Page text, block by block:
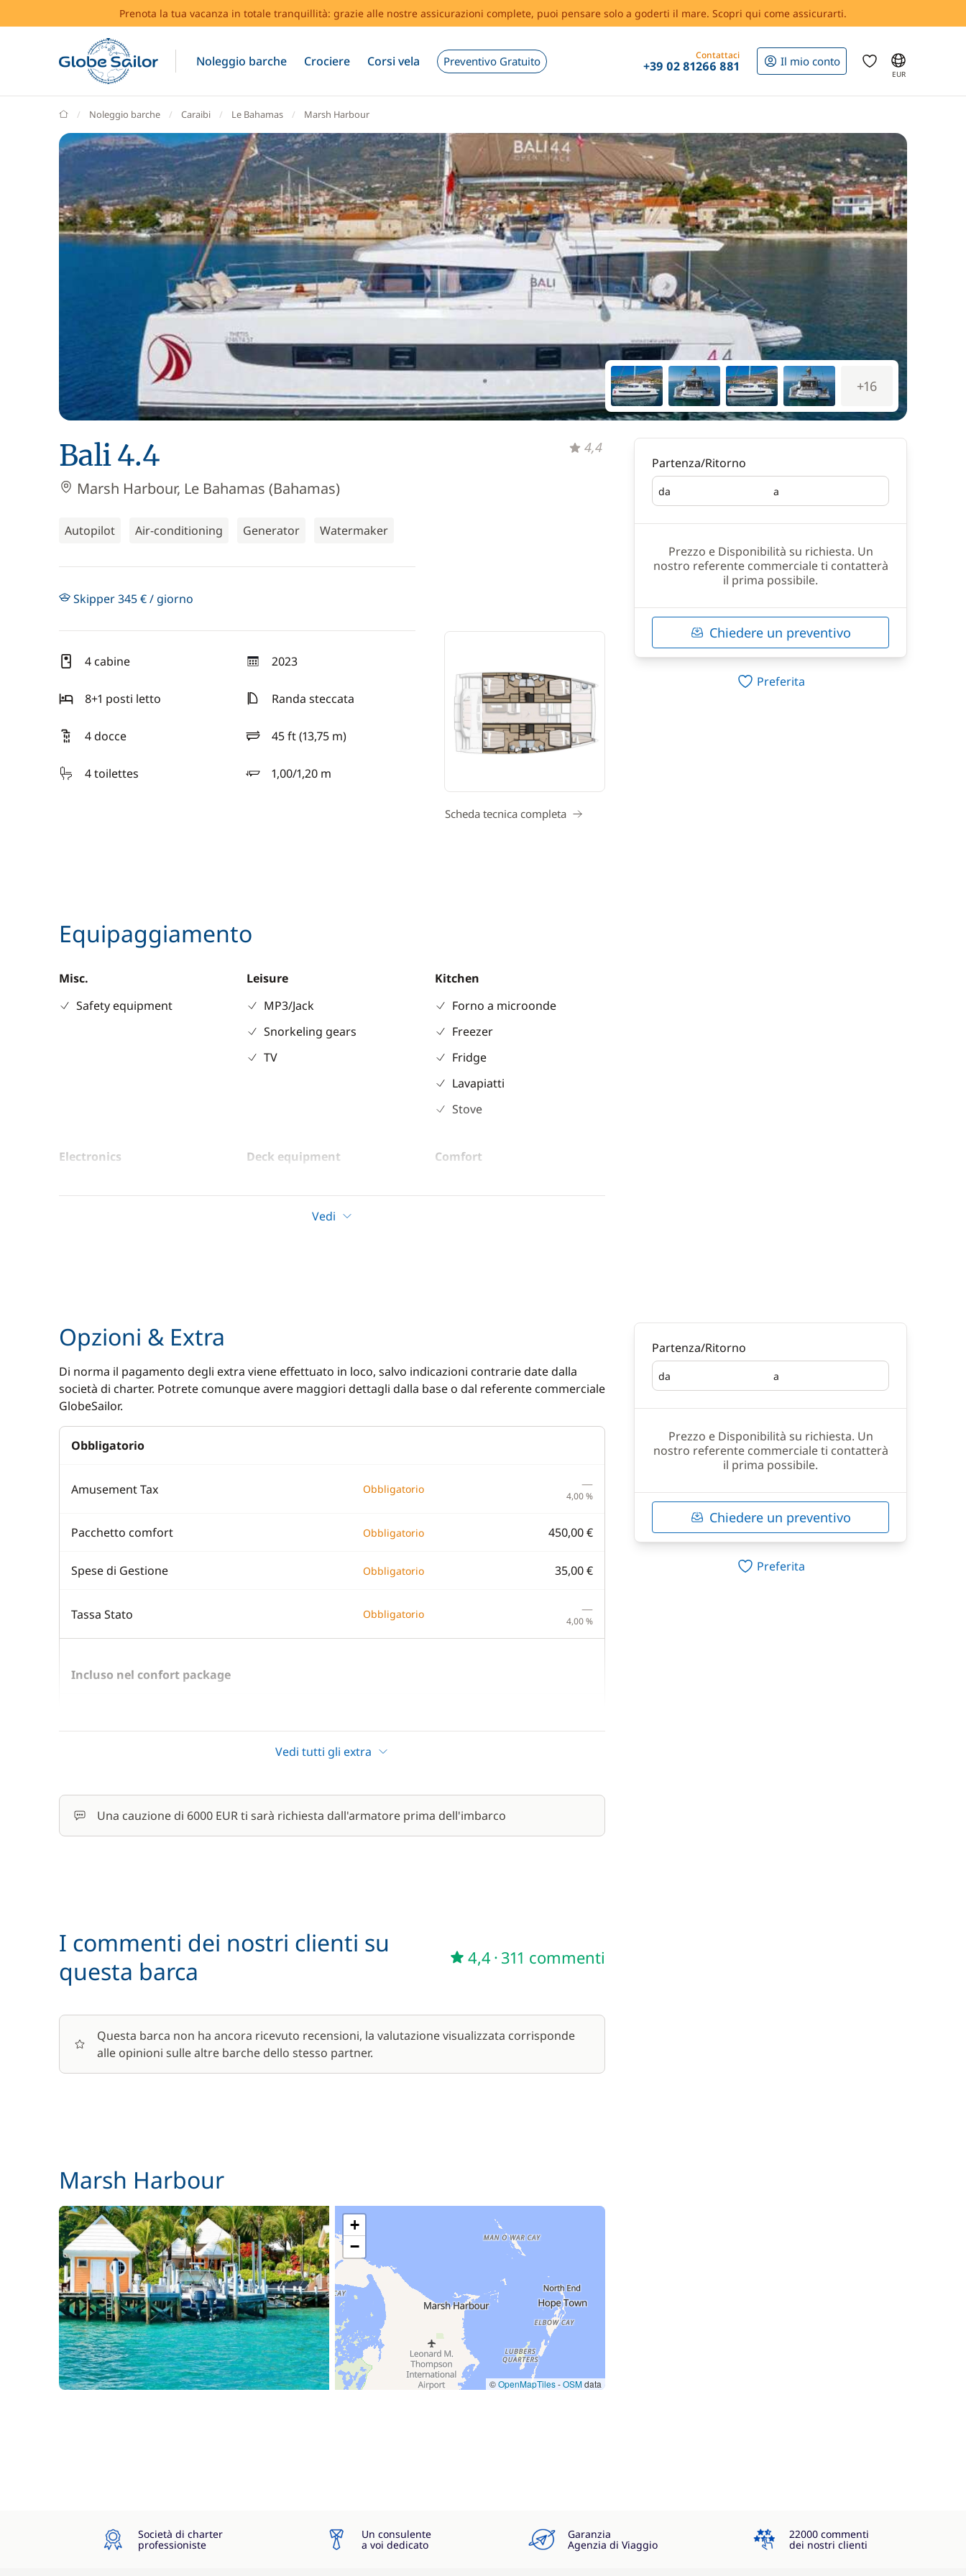
Prenota la tua vacanza in totale tranquillità: grazie alle nostre assicurazioni complete, puoi pensare solo a goderti il mare. Scopri qui come assicurarti.
Noleggio barche Crociere Corsi vela Preventivo Gratuito Contattaci
+39 02 81266 881 Il mio conto
EUR
GlobeSailor
Noleggio barche Caraibi Le Bahamas Marsh Harbour
+16
Bali 4.4
Marsh Harbour, Le Bahamas (Bahamas)
Autopilot Air-conditioning Generator Watermaker
4,4
Skipper 345 € / giorno
4 cabine 2023
anno
8+1 posti letto
Randa steccata
4 docce 45 ft (13,75 m)
lunghezza
4 toilettes
1,00/1,20 m
pescaggio
Scheda tecnica completa
Equipaggiamento
Misc.
Safety equipment
Leisure
MP3/Jack
Snorkeling gears
TV
Kitchen
Forno a microonde
Freezer
Fridge
Lavapiatti
Stove
Electronics
Speedometer
VHF DSC
Deck equipment
Cockpit table
Comfort
Vedi
Partenza/Ritorno
da
Partenza a
Ritorno
Prezzo e Disponibilità su richiesta. Un
nostro referente commerciale ti contatterà
il prima possibile.
Chiedere un preventivo
Preferita
Opzioni & Extra
Di norma il pagamento degli extra viene effettuato in loco, salvo indicazioni contrarie date dalla
società di charter. Potrete comunque avere maggiori dettagli dalla base o dal referente commerciale
GlobeSailor.
Obbligatorio
Amusement Tax Obbligatorio —
4,00 %
Pacchetto comfort Obbligatorio 450,00 €
Spese di Gestione Obbligatorio 35,00 €
Tassa Stato Obbligatorio —
4,00 %
Incluso nel confort package
Incluso nel confort package
Incluso nel confort package
Assicurazione Damage waiver 85,00 €
Cuoco (pasti non inclusi)
Paddle (SUP) 15,00 €
Wifi
Vedi tutti gli extra
Una cauzione di 6000 EUR ti sarà richiesta dall'armatore prima dell'imbarco
I commenti dei nostri clienti su
questa barca
4,4· 311 commenti
Questa barca non ha ancora ricevuto recensioni, la valutazione visualizzata corrisponde
alle opinioni sulle altre barche dello stesso partner.
Marsh Harbour
+
−
©OpenMapTiles-OSMdata
Partenza/Ritorno
da
Partenza a
Ritorno
Prezzo e Disponibilità su richiesta. Un
nostro referente commerciale ti contatterà
il prima possibile.
Chiedere un preventivo
Preferita
Società di charter
professioniste
Un consulente
a voi dedicato
Garanzia
Agenzia di Viaggio
4.3
22000 commenti
dei nostri clienti